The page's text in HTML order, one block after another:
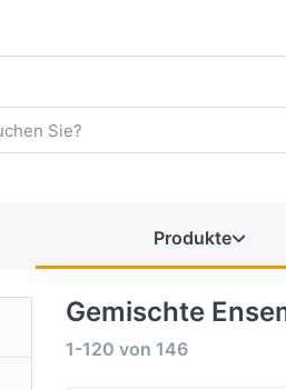
Produkte
Gemischte
1-120 von 146